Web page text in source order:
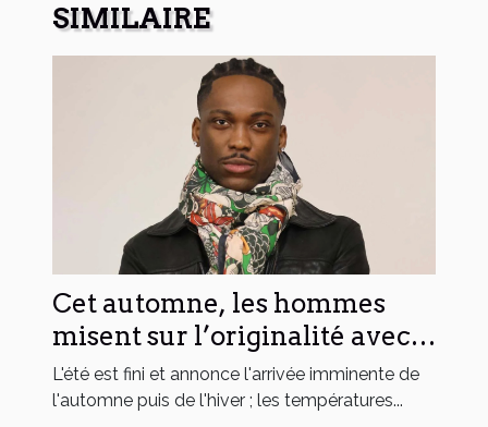
SIMILAIRE
Cet automne, les hommes
misent sur l’originalité avec
les chèches de Monsieur
Charli !
L'été est fini et annonce l'arrivée imminente de
l'automne puis de l'hiver ; les températures...